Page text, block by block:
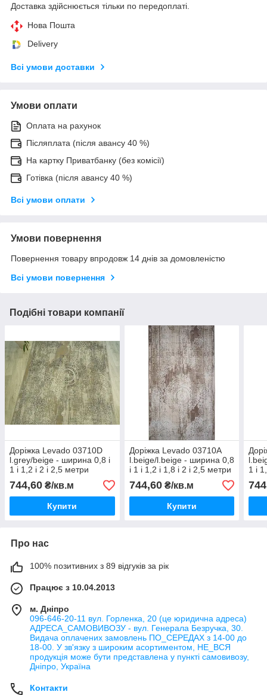
Доставка здійснюється тільки по передоплаті.
Нова Пошта
Delivery
Всі умови доставки
Умови оплати
Оплата на рахунок
Післяплата (після авансу 40 %)
На картку Приватбанку (без комісії)
Готівка (після авансу 40 %)
Всі умови оплати
Умови повернення
Повернення товару впродовж 14 днів за домовленістю
Всі умови повернення
Подібні товари компанії
Доріжка Levado 03710D
l.grey/beige - ширина 0,8 і
1 і 1,2 і 2 і 2,5 метри
744,60 ₴/кв.м
Купити
Доріжка Levado 03710A
l.beige/l.beige - ширина 0,8
і 1 і 1,2 і 1,8 і 2 і 2,5 метри
744,60₴/кв.м
Купити
1 і
Про нас
100% позитивних з 89 відгуків за рік
Працює з 10.04.2013
м. Дніпро
096-646-20-11 вул. Горленка, 20 (це юридична адреса)
АДРЕСА_САМОВИВОЗУ - вул. Генерала Безручка, 30.
Видача оплачених замовлень ПО_СЕРЕДАХ з 14-00 до
18-00. У зв'язку з широким асортиментом, НЕ_ВСЯ
продукція може бути представлена у пункті самовивозу,
Дніпро, Україна
Контакти